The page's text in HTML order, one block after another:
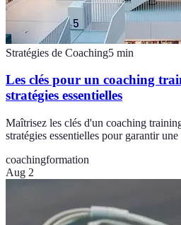
Stratégies de Coaching5 min
Les clés pour un coaching
stratégies essentielles
Maîtrisez les clés d'un coaching
stratégies essentielles pour garantir
coachingformation
Aug 2